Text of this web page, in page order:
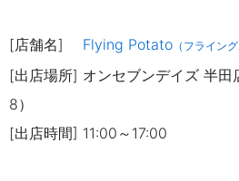
[店舗名] Flying Potato （フライン
[出店場所] オンセブンデイズ 半
8）
[出店時間] 11:00～17:00